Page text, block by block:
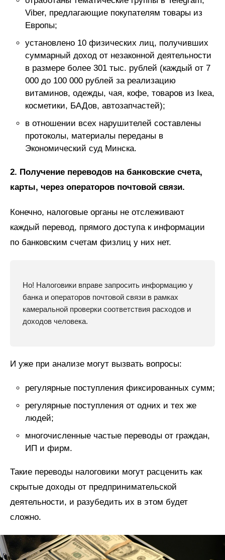
Viber, предлагающие покупателям товары из
Европы;
установлено 10 физических лиц, получивших
суммарный доход от незаконной деятельности
в размере более 301 тыс. рублей (каждый от 7
000 до 100 000 рублей за реализацию
витаминов, одежды, чая, кофе, товаров из Iкеа,
косметики, БАДов, автозапчастей);
в отношении всех нарушителей составлены
протоколы, материалы переданы в
Экономический суд Минска.
2. Получение переводов на банковские счета,
карты, через операторов почтовой связи.
Конечно, налоговые органы не отслеживают
каждый перевод, прямого доступа к информации
по банковским счетам физлиц у них нет.
Но! Налоговики вправе запросить информацию у
банка и операторов почтовой связи в рамках
камеральной проверки соответствия расходов и
доходов человека.
И уже при анализе могут вызвать вопросы:
регулярные поступления фиксированных сумм;
регулярные поступления от одних и тех же
людей;
многочисленные частые переводы от граждан,
ИП и фирм.
Такие переводы налоговики могут расценить как
скрытые доходы от предпринимательской
деятельности, и разубедить их в этом будет
сложно.